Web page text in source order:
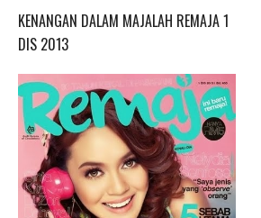
KENANGAN DALAM MAJALAH REMAJA 1
DIS 2013